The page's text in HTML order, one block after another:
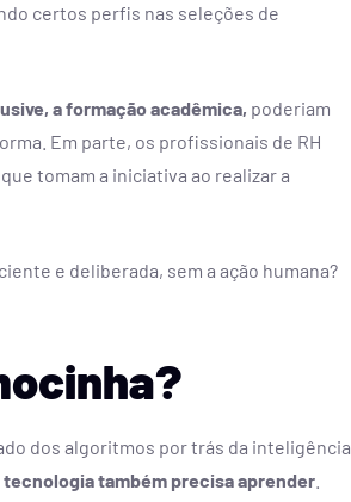
certos perfis nas seleções de
a formação acadêmica, poderiam
Em parte, os profissionais de RH
tomam a iniciativa ao realizar a
e deliberada, sem a ação humana?
dos algoritmos por trás da inteligência
tecnologia também precisa aprender